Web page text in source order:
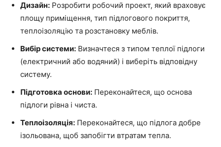
Дизайн: Розробити робочий проект, який враховує
площу приміщення, тип підлогового покриття,
теплоізоляцію та розстановку меблів.
Вибір системи: Визначтеся з типом теплої підлоги
(електричний або водяний) і виберіть відповідну
систему.
Підготовка основи: Переконайтеся, що основа
підлоги рівна і чиста.
Теплоізоляція: Переконайтеся, що підлога добре
ізольована, щоб запобігти втратам тепла.